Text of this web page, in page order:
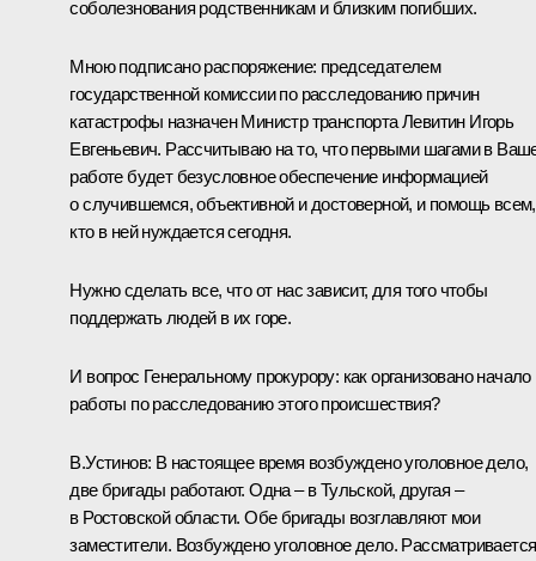
соболезнования родственникам и близким погибших.
Мною подписано распоряжение: председателем
государственной комиссии по расследованию причин
катастрофы назначен Министр транспорта Левитин Игорь
Евгеньевич. Рассчитываю на то, что первыми шагами в
работе будет безусловное обеспечение информацией
о случившемся, объективной и достоверной, и помощь всем,
кто в ней нуждается сегодня.
Нужно сделать все, что от нас зависит, для того чтобы
поддержать людей в их горе.
И вопрос Генеральному прокурору: как организовано начало
работы по расследованию этого происшествия?
В.Устинов: В настоящее время возбуждено уголовное дело,
две бригады работают. Одна – в Тульской, другая –
в Ростовской области. Обе бригады возглавляют мои
заместители. Возбуждено уголовное дело. Рассматривается